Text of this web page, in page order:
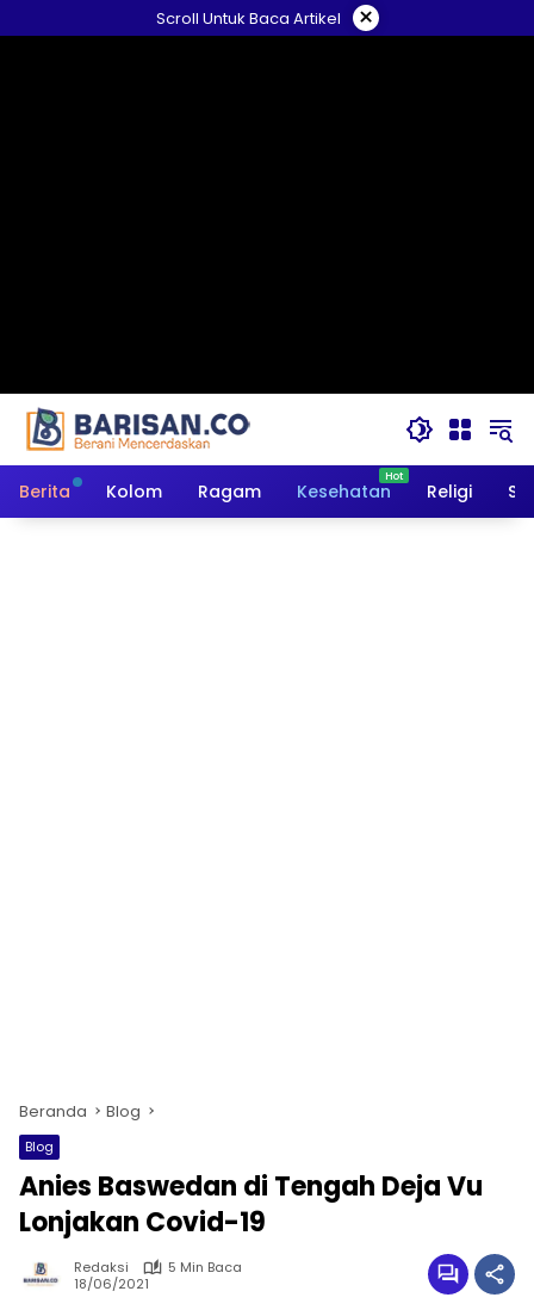
ke
Scroll Untuk Baca Artikel ×
Berita Kolom Ragam Kesehatan Religi
Beranda Blog
Blog
Anies Baswedan di Tengah Deja Vu
Lonjakan Covid-19
Redaksi
5 Min Baca
18/06/2021